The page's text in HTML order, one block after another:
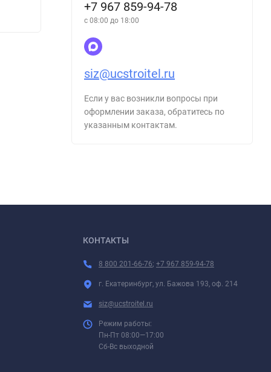
+7 967 859-94-78
с 08:00 до 18:00
siz@ucstroitel.ru
Если у вас возникли вопросы при
оформлении заказа, обратитесь по
указанным контактам.
КОНТАКТЫ
8 800 201-66-76; +7 967 859-94-78
г. Екатеринбург, ул. Бажова 193, оф. 214
siz@ucstroitel.ru
Режим работы:
Пн-Пт 08:00—17:00
Сб-Вс выходной